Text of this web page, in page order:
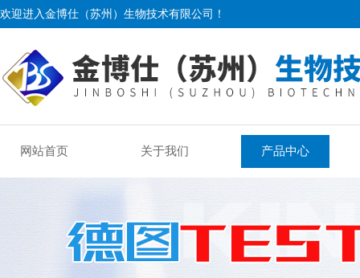
欢迎进入金博仕（苏州）生物技术有限公司！
网站首页 关于我们 产品中心